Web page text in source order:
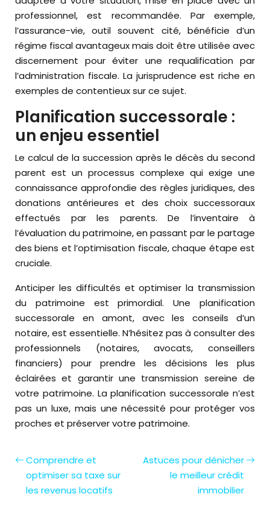
professionnel, est recommandée. Par exemple,
l’assurance-vie, outil souvent cité, bénéficie d’un
régime fiscal avantageux mais doit être utilisée avec
discernement pour éviter une requalification par
l’administration fiscale. La jurisprudence est riche en
exemples de contentieux sur ce sujet.
Planification successorale :
un enjeu essentiel
Le calcul de la succession après le décès du second
parent est un processus complexe qui exige une
connaissance approfondie des règles juridiques, des
donations antérieures et des choix successoraux
effectués par les parents. De l’inventaire à
l’évaluation du patrimoine, en passant par le partage
des biens et l’optimisation fiscale, chaque étape est
cruciale.
Anticiper les difficultés et optimiser la transmission
du patrimoine est primordial. Une planification
successorale en amont, avec les conseils d’un
notaire, est essentielle. N’hésitez pas à consulter des
professionnels (notaires, avocats, conseillers
financiers) pour prendre les décisions les plus
éclairées et garantir une transmission sereine de
votre patrimoine. La planification successorale n’est
pas un luxe, mais une nécessité pour protéger vos
proches et préserver votre patrimoine.
Comprendre et
optimiser sa taxe sur
les revenus locatifs
Astuces pour dénicher
le meilleur crédit
immobilier